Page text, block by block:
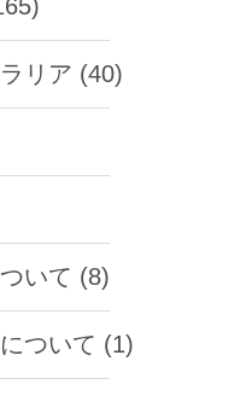
リア (40)
いて (8)
ついて (1)